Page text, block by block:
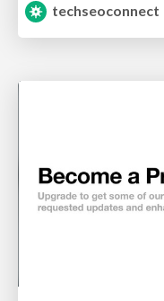
techseoconnect